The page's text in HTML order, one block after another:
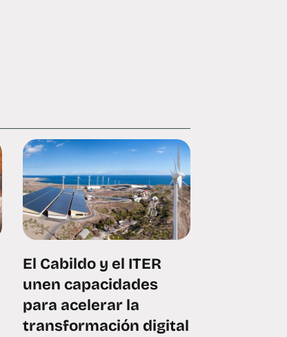
El Cabildo y el ITER
unen capacidades
para acelerar la
transformación digital